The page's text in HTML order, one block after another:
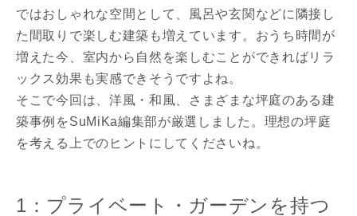
ではおしゃれな空間として、風呂や玄関などに隣接し
た間取りで楽しむ建築も増えています。おうち時間が
増えた今、室内から自然を楽しむことができればリラ
ックス効果も実感できそうですよね。
そこで今回は、洋風・和風、さまざまな坪庭のある建
築事例をSuMiKa編集部が厳選しました。理想の坪庭
を考える上でのヒントにしてくださいね。
1：プライベート・ガーデンを持つ